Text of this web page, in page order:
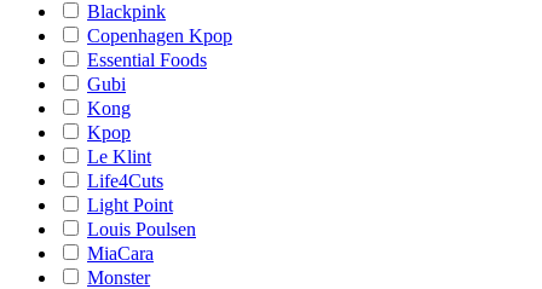
Blackpink
Copenhagen Kpop
Essential Foods
Gubi
Kong
Kpop
Le Klint
Life4Cuts
Light Point
Louis Poulsen
MiaCara
Monster